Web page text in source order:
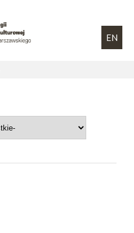
EN